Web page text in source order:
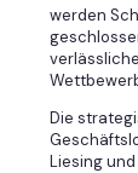
werden
Die
Liesing